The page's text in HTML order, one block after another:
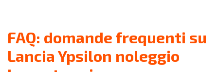
FAQ: domande frequenti su
Lancia Ypsilon noleggio